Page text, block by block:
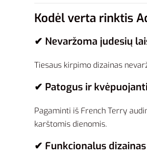
Kodėl verta rinktis
✔ Nevaržoma judesių
Tiesaus kirpimo dizainas
✔ Patogus ir
Pagaminti iš French Terry
karštomis dienomis.
✔ Funkcionalus dizainas